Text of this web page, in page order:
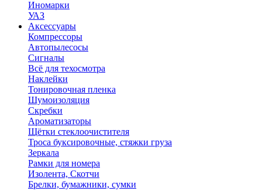
Иномарки
УАЗ
Аксесcуары
Компрессоры
Автопылесосы
Сигналы
Всё для техосмотра
Наклейки
Тонировочная пленка
Шумоизоляция
Скребки
Ароматизаторы
Щётки стеклоочистителя
Троса буксировочные, стяжки груза
Зеркала
Рамки для номера
Изолента, Скотчи
Брелки, бумажники, сумки